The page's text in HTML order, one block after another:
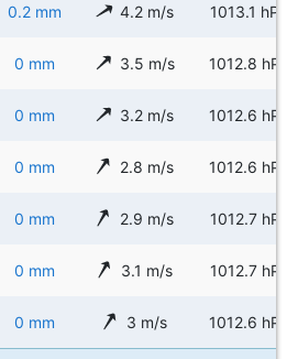
0.2 mm 4.2 m/s 1013.1 hPa
0 mm 3.5 m/s 1012.8 hPa
0 mm 3.2 m/s 1012.6 hPa
0 mm 2.8 m/s 1012.6 hPa
0 mm 2.9 m/s 1012.7 hPa
0 mm 3.1 m/s 1012.7 hPa
0 mm 3 m/s 1012.6 hPa